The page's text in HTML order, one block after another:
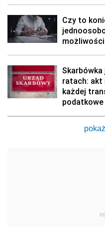
Czy to
możliwości
ratach: akt
każdej
podatkowe